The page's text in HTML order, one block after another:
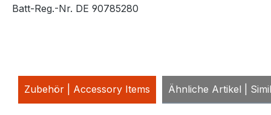
Batt-Reg.-Nr. DE 90785280
Zubehör | Accessory Items Ähnliche Artikel |